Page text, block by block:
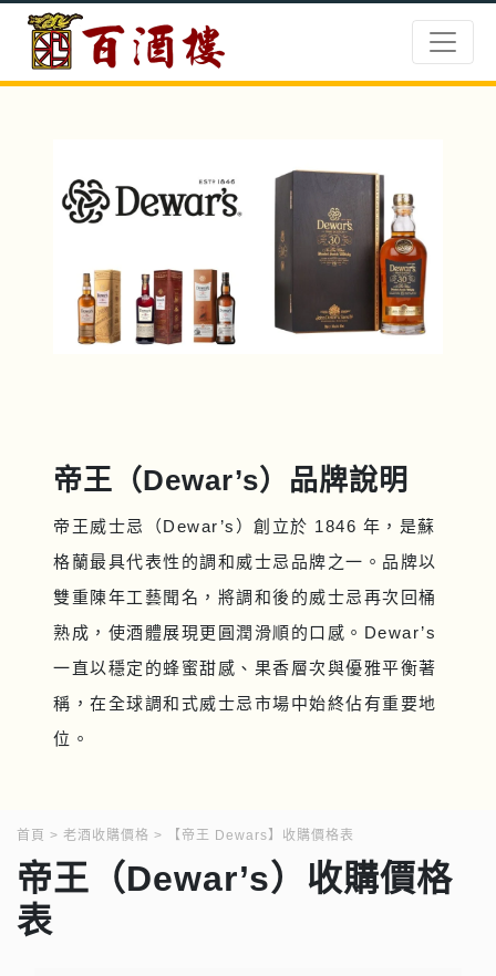
帝王（Dewar’s）品牌說明
帝王威士忌（Dewar’s）創立於 1846 年，是蘇
格蘭最具代表性的調和威士忌品牌之一。品牌以
雙重陳年工藝聞名，將調和後的威士忌再次回桶
熟成，使酒體展現更圓潤滑順的口感。Dewar’s
一直以穩定的蜂蜜甜感、果香層次與優雅平衡著
稱，在全球調和式威士忌市場中始終佔有重要地
位。
首頁 老酒收購價格 【帝王 Dewars】收購價格表
帝王（Dewar’s）收購價格
表